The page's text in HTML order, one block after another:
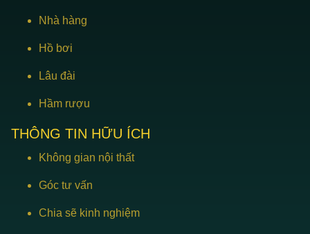
Nhà hàng
Hồ bơi
Lâu đài
Hầm rượu
THÔNG TIN HỮU ÍCH
Không gian nội thất
Góc tư vấn
Chia sẽ kinh nghiệm